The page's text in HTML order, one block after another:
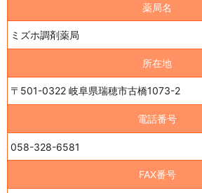
薬局名
ミズホ調剤薬局
所在地
〒501-0322 岐阜県瑞穂市古橋1073-2
電話番号
058-328-6581
FAX番号